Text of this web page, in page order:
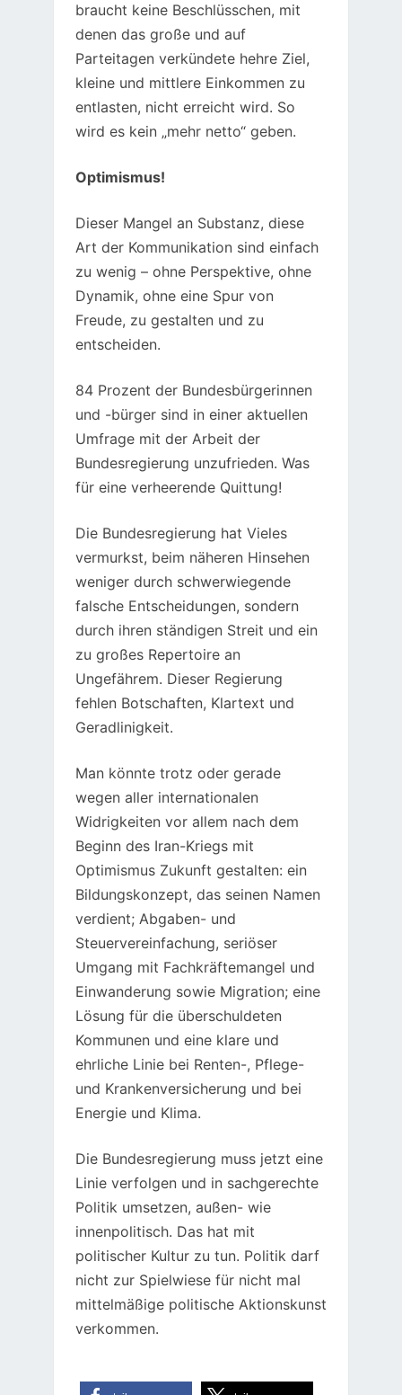
braucht keine Beschlüsschen, mit
denen das große und auf
Parteitagen verkündete hehre Ziel,
kleine und mittlere Einkommen zu
entlasten, nicht erreicht wird. So
wird es kein „mehr netto“ geben.
Optimismus!
Dieser Mangel an Substanz, diese
Art der Kommunikation sind einfach
zu wenig – ohne Perspektive, ohne
Dynamik, ohne eine Spur von
Freude, zu gestalten und zu
entscheiden.
84 Prozent der Bundesbürgerinnen
und -bürger sind in einer aktuellen
Umfrage mit der Arbeit der
Bundesregierung unzufrieden. Was
für eine verheerende Quittung!
Die Bundesregierung hat Vieles
vermurkst, beim näheren Hinsehen
weniger durch schwerwiegende
falsche Entscheidungen, sondern
durch ihren ständigen Streit und ein
zu großes Repertoire an
Ungefährem. Dieser Regierung
fehlen Botschaften, Klartext und
Geradlinigkeit.
Man könnte trotz oder gerade
wegen aller internationalen
Widrigkeiten vor allem nach dem
Beginn des Iran-Kriegs mit
Optimismus Zukunft gestalten: ein
Bildungskonzept, das seinen Namen
verdient; Abgaben- und
Steuervereinfachung, seriöser
Umgang mit Fachkräftemangel und
Einwanderung sowie Migration; eine
Lösung für die überschuldeten
Kommunen und eine klare und
ehrliche Linie bei Renten-, Pflege-
und Krankenversicherung und bei
Energie und Klima.
Die Bundesregierung muss jetzt eine
Linie verfolgen und in sachgerechte
Politik umsetzen, außen- wie
innenpolitisch. Das hat mit
politischer Kultur zu tun. Politik darf
nicht zur Spielwiese für nicht mal
mittelmäßige politische Aktionskunst
verkommen.